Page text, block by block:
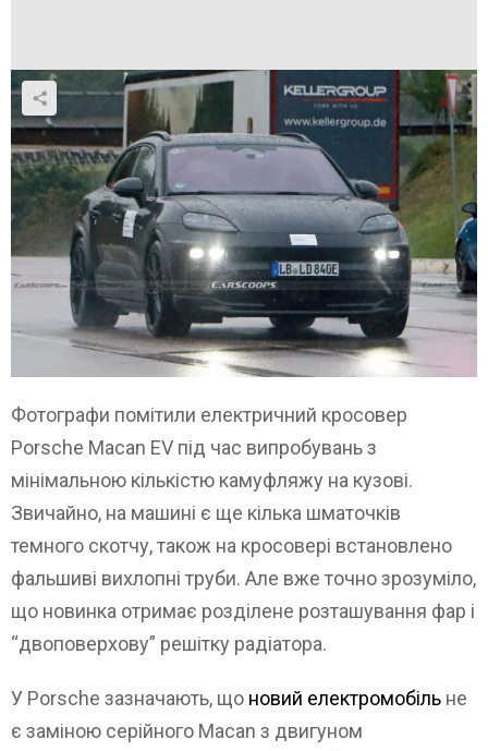
Фотографи помітили електричний кросовер
Porsche Macan EV під час випробувань з
мінімальною кількістю камуфляжу на кузові.
Звичайно, на машині є ще кілька шматочків
темного скотчу, також на кросовері встановлено
фальшиві вихлопні труби. Але вже точно зрозуміло,
що новинка отримає розділене розташування фар і
“двоповерхову” решітку радіатора.
У Porsche зазначають, що новий електромобіль не
є заміною серійного Macan з двигуном